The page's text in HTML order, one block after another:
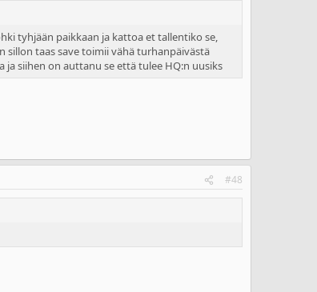
tyhjään paikkaan ja kattoa et tallentiko se,
taas save toimii vähä turhanpäivästä
siihen on auttanu se että tulee HQ:n uusiks
#48